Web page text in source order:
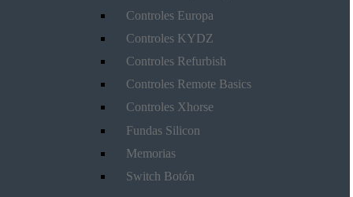
Controles Europa
Controles KYDZ
Controles Refurbish
Controles Remote Basics
Controles Xhorse
Fundas Silicon
Memorias
Switch Botón